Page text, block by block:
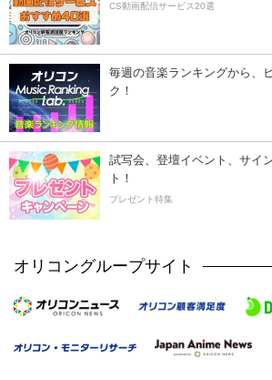
CS動画配信サービス20選
毎週の音楽ランキングから、
ク！
試写会、登壇イベント、サイ
ト！
プレゼント特集
オリコングループサイト